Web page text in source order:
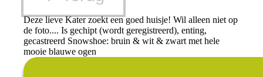
Deze lieve Kater zoekt een goed huisje! Wil alleen niet op
de foto.... Is gechipt (wordt geregistreerd), enting,
gecastreerd Snowshoe: bruin & wit & zwart met hele
mooie blauwe ogen